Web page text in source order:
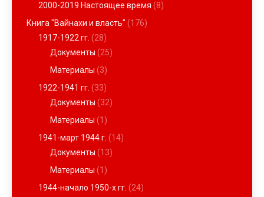
2000-2019 Настоящее время (8)
Книга "Вайнахи и власть" (176)
1917-1922 гг. (28)
Документы (25)
Материалы (3)
1922-1941 гг. (33)
Документы (32)
Материалы (1)
1941-март 1944 г. (14)
Документы (13)
Материалы (1)
1944-начало 1950-х гг. (24)